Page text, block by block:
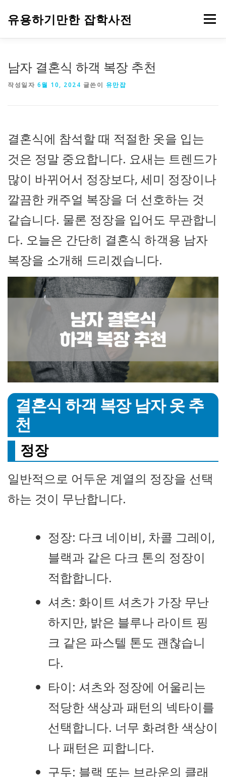
유용하기만한 잡학사전 메뉴
남자 결혼식 하객 복장 추천
작성일자 6월 10, 2024 글쓴이 유만잡
결혼식에 참석할 때 적절한 옷을 입는
것은 정말 중요합니다. 요새는 트렌드가
많이 바뀌어서 정장보다, 세미 정장이나
깔끔한 캐주얼 복장을 더 선호하는 것
같습니다. 물론 정장을 입어도 무관합니
다. 오늘은 간단히 결혼식 하객용 남자
복장을 소개해 드리겠습니다.
결혼식 하객 복장 남자 옷 추
천
정장
일반적으로 어두운 계열의 정장을 선택
하는 것이 무난합니다.
정장: 다크 네이비, 차콜 그레이,
블랙과 같은 다크 톤의 정장이
적합합니다.
셔츠: 화이트 셔츠가 가장 무난
하지만, 밝은 블루나 라이트 핑
크 같은 파스텔 톤도 괜찮습니
다.
타이: 셔츠와 정장에 어울리는
적당한 색상과 패턴의 넥타이를
선택합니다. 너무 화려한 색상이
나 패턴은 피합니다.
구두: 블랙 또는 브라운의 클래